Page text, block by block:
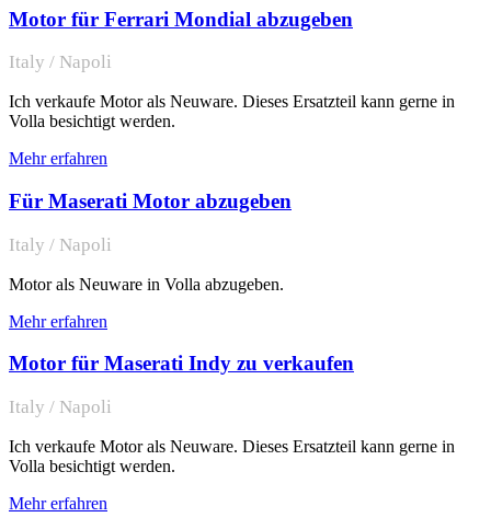
Motor für Ferrari Mondial abzugeben
Italy / Napoli
Ich verkaufe Motor als Neuware. Dieses Ersatzteil kann gerne in
Volla besichtigt werden.
Mehr erfahren
Für Maserati Motor abzugeben
Italy / Napoli
Motor als Neuware in Volla abzugeben.
Mehr erfahren
Motor für Maserati Indy zu verkaufen
Italy / Napoli
Ich verkaufe Motor als Neuware. Dieses Ersatzteil kann gerne in
Volla besichtigt werden.
Mehr erfahren